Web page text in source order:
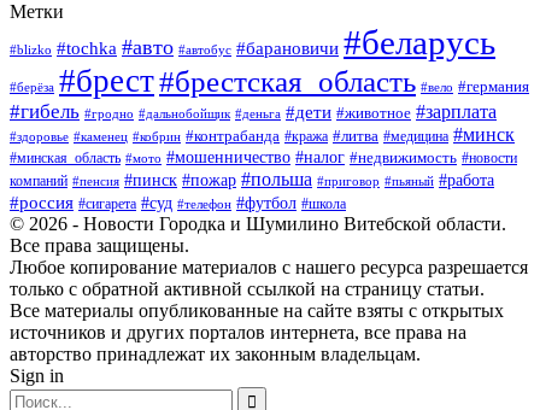
Метки
#blizko #tochka #авто #автобус #барановичи #беларусь
#берёза #брест#брестская_область #вело #германия
#гибель #гродно #дальнобойщик #деньга #дети #животное #зарплата
#здоровье #каменец #кобрин #контрабанда #кража #литва #медицина #минск
#минская_область #мото #мошенничество #налог #недвижимость #новости
компаний #пенсия #пинск #пожар #польша #приговор #пьяный #работа
#россия #сигарета #суд #телефон #футбол #школа
© 2026 - Новости Городка и Шумилино Витебской области.
Все права защищены.
Любое копирование материалов с нашего ресурса разрешается
только с обратной активной ссылкой на страницу статьи.
Все материалы опубликованные на сайте взяты с открытых
источников и других порталов интернета, все права на
авторство принадлежат их законным владельцам.
Sign in